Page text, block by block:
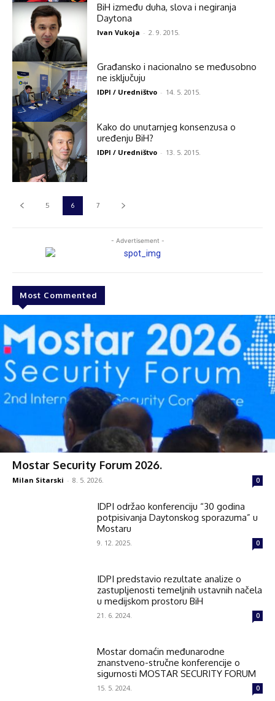
- Advertisement -
Most Commented
Mostar Security Forum 2026.
Milan Sitarski - 8. 5. 2026. 0
IDPI održao konferenciju “30 godina
potpisivanja Daytonskog sporazuma” u
Mostaru
9. 12. 2025. 0
IDPI predstavio rezultate analize o
zastupljenosti temeljnih ustavnih načela
u medijskom prostoru BiH
21. 6. 2024. 0
Mostar domaćin međunarodne
znanstveno-stručne konferencije o
sigurnosti MOSTAR SECURITY FORUM
15. 5. 2024. 0
BiH između duha, slova i negiranja
Daytona
Ivan Vukoja - 2. 9. 2015.
Građansko i nacionalno se međusobno
ne isključuju
IDPI / Uredništvo - 14. 5. 2015.
Kako do unutarnjeg konsenzusa o
uređenju BiH?
IDPI / Uredništvo - 13. 5. 2015.
5 6 7